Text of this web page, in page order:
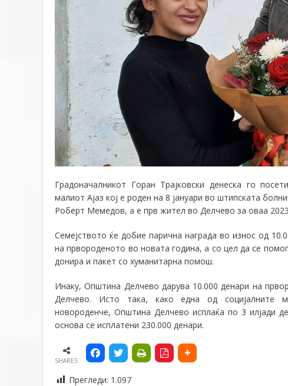
Градоначалникот Горан Трајковски денеска го
малиот Ајаз кој е роден на 8 јануари во штипската
Роберт Мемедов, а е прв жител во Делчево за оваа
Семејството ќе добие парична награда во износ од
на првороденото во новата година, а со цел да се
донира и пакет со хуманитарна помош.
Инаку, Општина Делчево дарува 10.000 денари на
Делчево. Исто така, како една од социјалните
новороденче, Општина Делчево исплаќа по 3 илјади
основа се исплатени 230.000 денари.
SHARES
Прегледи: 1.097